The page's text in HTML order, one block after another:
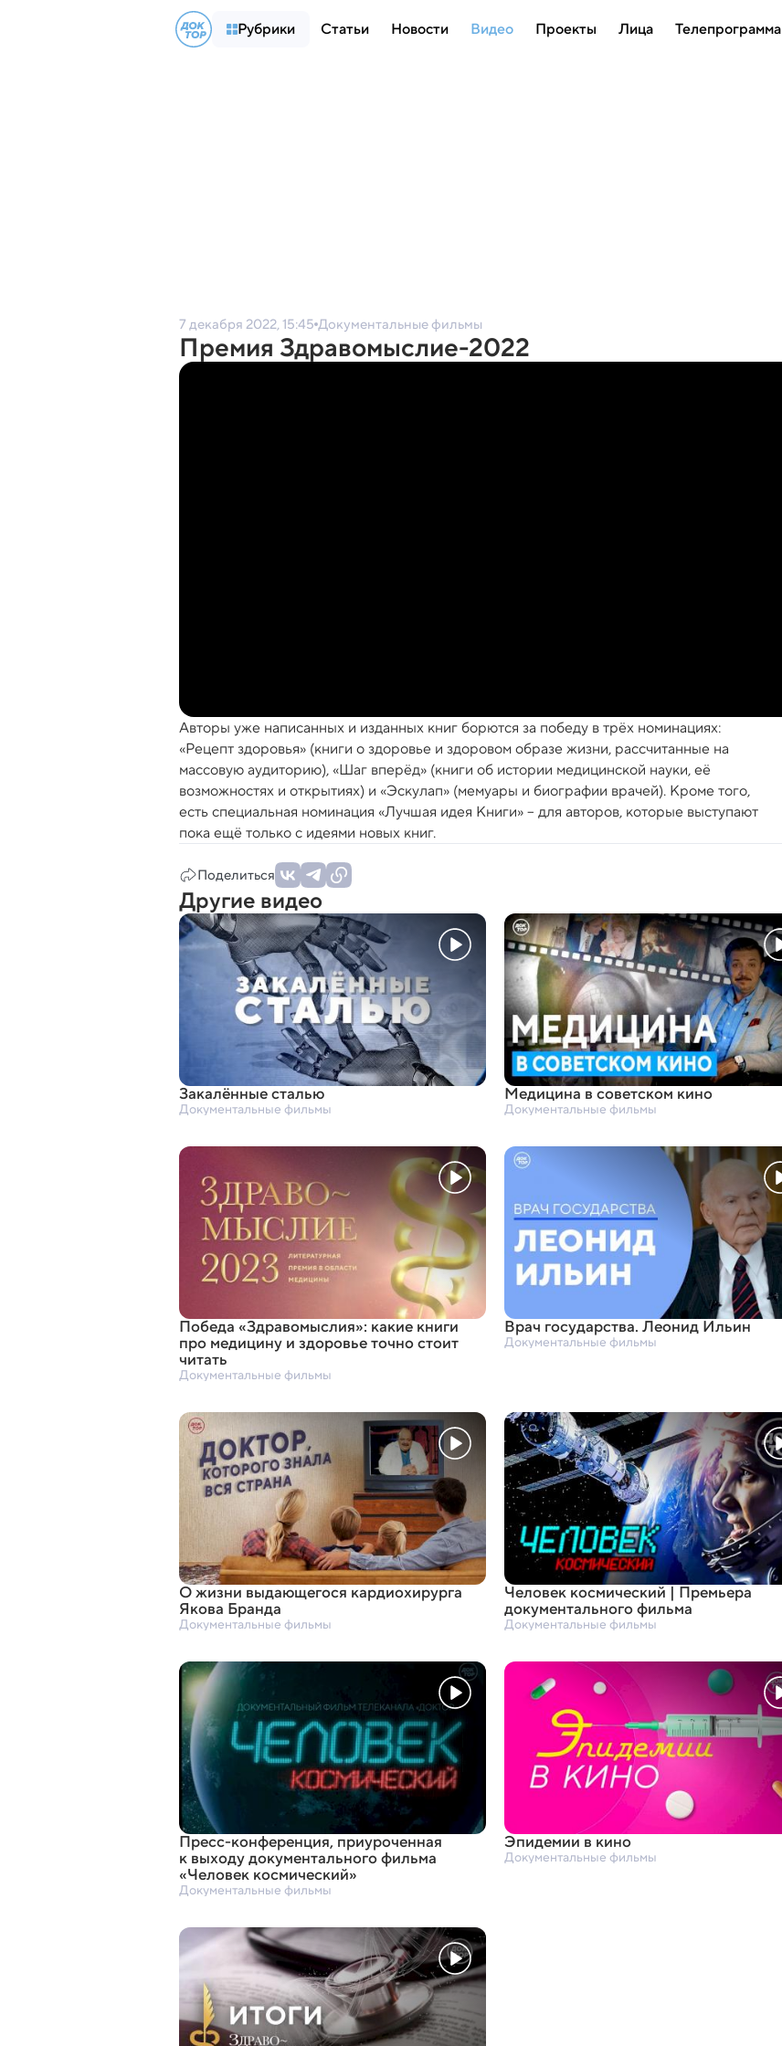
Рубрики Статьи Новости Видео Проекты Лица Телепрограмма
7 декабря 2022, 15:45 Документальные фильмы
Премия Здравомыслие-2022
Авторы уже написанных и изданных книг борются за победу в трёх номинациях:
«Рецепт здоровья» (книги о здоровье и здоровом образе жизни, рассчитанные на
массовую аудиторию), «Шаг вперёд» (книги об истории медицинской науки, её
возможностях и открытиях) и «Эскулап» (мемуары и биографии врачей). Кроме того,
есть специальная номинация «Лучшая идея Книги» – для авторов, которые выступают
пока ещё только с идеями новых книг.
Поделиться
Другие видео
Закалённые сталью
Документальные фильмы
Медицина в советском кино
Документальные фильмы
Победа«Здравомыслия»: какие книги
про медицину и здоровье точно стоит
читать
Документальные фильмы
Врач государства. Леонид Ильин
Документальные фильмы
О жизни выдающегося кардиохирурга
Якова Бранда
Документальные фильмы
Человек космический | Премьера
документального фильма
Документальные фильмы
Пресс-конференция,приуроченная
к выходу документального фильма
«Человек космический»
Документальные фильмы
Эпидемии в кино
Документальные фильмы